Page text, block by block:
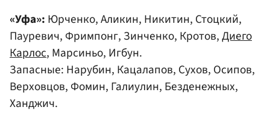
«Уфа»: Юрченко, Аликин, Никитин, Стоцкий,
Пауревич, Фримпонг, Зинченко, Кротов,Диего
Карлос, Марсиньо, Игбун.
Запасные: Нарубин, Кацалапов, Сухов, Осипов,
Верховцов, Фомин, Галиулин, Безденежных,
Ханджич.